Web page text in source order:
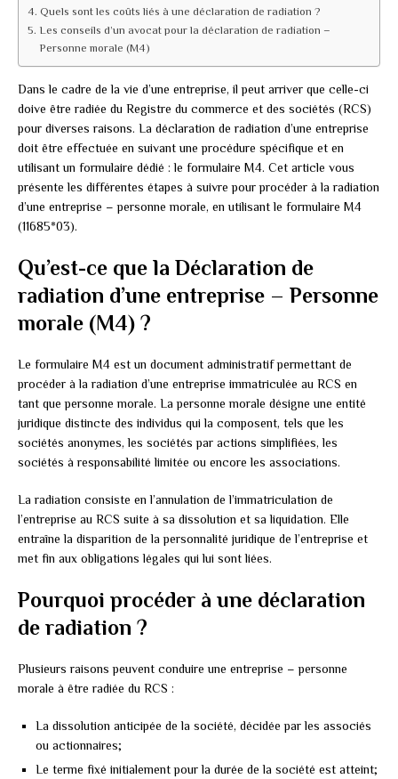
Quels sont les coûts liés à une déclaration de radiation ?
Les conseils d’un avocat pour la déclaration de radiation –
Personne morale (M4)
Dans le cadre de la vie d’une entreprise, il peut arriver que celle-ci
doive être radiée du Registre du commerce et des sociétés (RCS)
pour diverses raisons. La déclaration de radiation d’une entreprise
doit être effectuée en suivant une procédure spécifique et en
utilisant un formulaire dédié : le formulaire M4. Cet article vous
présente les différentes étapes à suivre pour procéder à la radiation
d’une entreprise – personne morale, en utilisant le formulaire M4
(11685*03).
Qu’est-ce que la Déclaration de
radiation d’une entreprise – Personne
morale (M4) ?
Le formulaire M4 est un document administratif permettant de
procéder à la radiation d’une entreprise immatriculée au RCS en
tant que personne morale. La personne morale désigne une entité
juridique distincte des individus qui la composent, tels que les
sociétés anonymes, les sociétés par actions simplifiées, les
sociétés à responsabilité limitée ou encore les associations.
La radiation consiste en l’annulation de l’immatriculation de
l’entreprise au RCS suite à sa dissolution et sa liquidation. Elle
entraîne la disparition de la personnalité juridique de l’entreprise et
met fin aux obligations légales qui lui sont liées.
Pourquoi procéder à une déclaration
de radiation ?
Plusieurs raisons peuvent conduire une entreprise – personne
morale à être radiée du RCS :
La dissolution anticipée de la société, décidée par les associés
ou actionnaires;
Le terme fixé initialement pour la durée de la société est atteint;